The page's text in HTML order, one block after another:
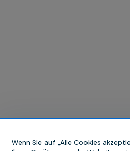
Wenn Sie auf „Alle Cookies